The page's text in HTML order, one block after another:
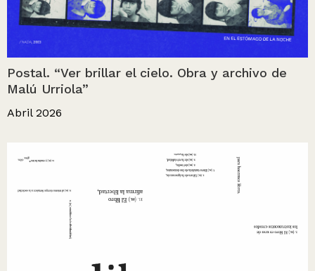
Postal. “Ver brillar el cielo. Obra y archivo de
Malú Urriola”
Abril 2026